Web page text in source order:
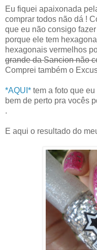
Eu fiquei apaixonada
comprar todos não dá !
que eu não consigo
porque ele tem
hexagonais vermelhos
grande da Sancion não
Comprei também o
*AQUI* tem a foto que
bem de perto pra vocês
.
E aqui o resultado do